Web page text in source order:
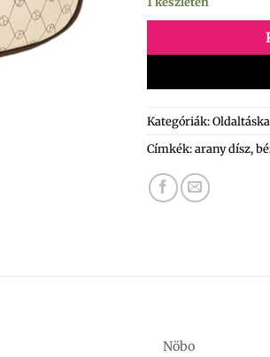
Kategóriák:Oldaltáska
Címkék:arany dísz,
Nöbo